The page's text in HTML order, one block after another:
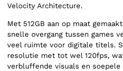
Velocity Architecture.
Met 512GB aan op maat
snelle overgang tussen games
veel ruimte voor digitale titels.
resolutie met tot wel 120fps,
verbluffende visuals en